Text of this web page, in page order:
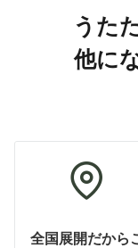
うた
他に
全国展開だから